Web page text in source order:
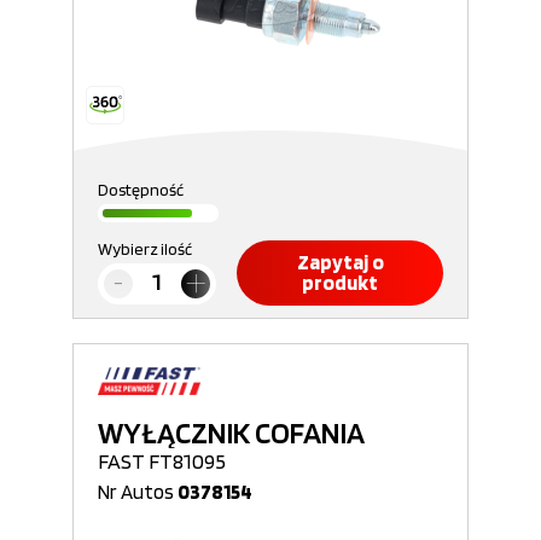
Dostępność
Wybierz ilość
Zapytaj o
produkt
WYŁĄCZNIK COFANIA
FAST FT81095
Nr Autos 0378154